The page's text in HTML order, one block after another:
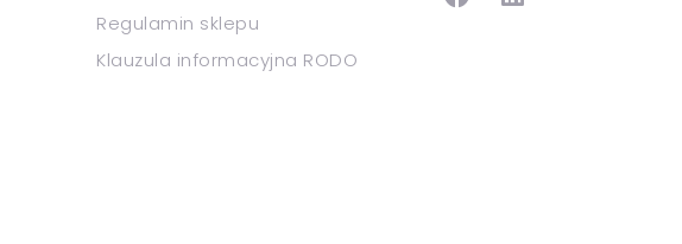
Regulamin sklepu
Klauzula informacyjna RODO